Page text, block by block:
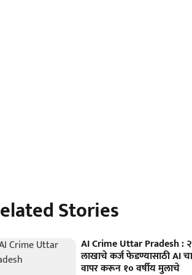
Stories
AI Crime Uttar Pradesh :
लाखाचे कर्ज फेडण्यासाठी AI
वापर करून १० वर्षीय मुलाचे